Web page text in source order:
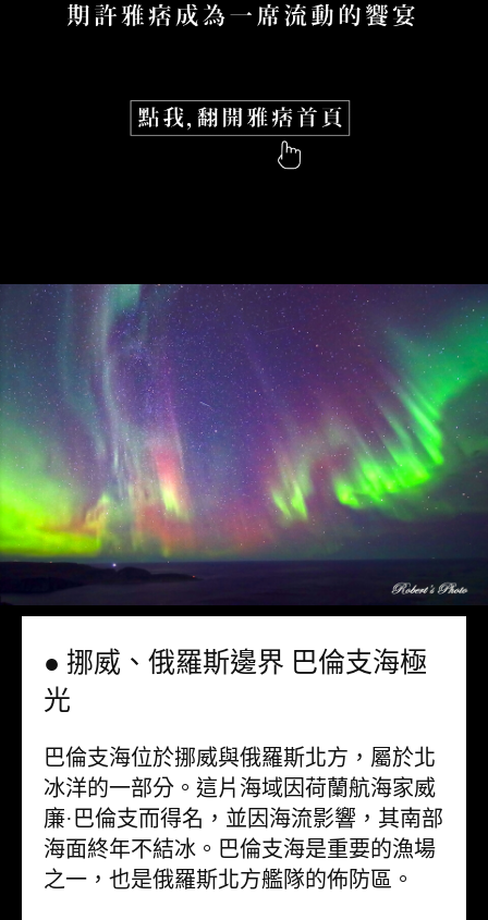
● 挪威、俄羅斯邊界 巴倫支海極
光
巴倫支海位於挪威與俄羅斯北方，屬於北
冰洋的一部分。這片海域因荷蘭航海家威
廉·巴倫支而得名，並因海流影響，其南部
海面終年不結冰。巴倫支海是重要的漁場
之一，也是俄羅斯北方艦隊的佈防區。